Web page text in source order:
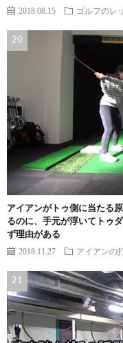
2018.08.15 ゴルフのレ
アイアンがトゥ側に当たる
るのに、手元が浮いてトゥ
ず理由がある
2018.11.27 アイアンの